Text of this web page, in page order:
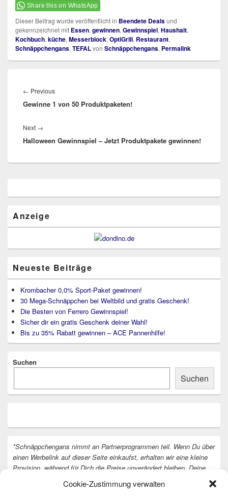
Cookie-Zustimmung verwalten
Share this on WhatsApp
Dieser Beitrag wurde veröffentlicht in Beendete Dealsund
gekennzeichnet mit Essen, gewinnen, Gewinnspiel, Haushalt,
Kochbuch, küche, Messerblock, OptiGrill, Restaurant,
Schnäppchengans, TEFALvon Schnäppchengans. Permalink
← PreviousPrevious
post:
Gewinne 1 von 50 Produktpaketen!
Next →
post:
Halloween Gewinnspiel – Jetzt Produktpakete gewinnen!
Anzeige
Neueste Beiträge
Krombacher 0,0% Sport-Paket gewinnen!
30 Mega-Schnäppchen bei Weltbild und gratis Geschenk!
Die Besten von Ferrero Gewinnspiel!
Sicher dir ein gratis Geschenk deiner Wahl!
Bis zu 35% Rabatt gewinnen – ACE Pannenhilfe!
Suchen
Suchen
*Schnäppchengans nimmt an Partnerprogrammen teil. Wenn Du über
einen Werbelink auf dieser Seite einkaufst, erhalten wir eine kleine
Provision, während für Dich die Preise unverändert bleiben. Deine
Vielen Dank dafür!